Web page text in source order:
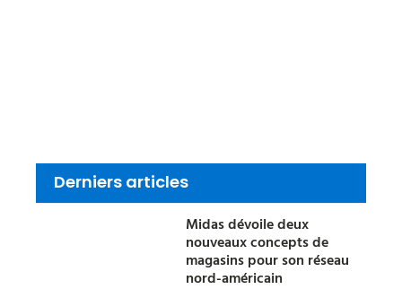
Derniers articles
Midas dévoile deux
nouveaux concepts de
magasins pour son réseau
nord-américain